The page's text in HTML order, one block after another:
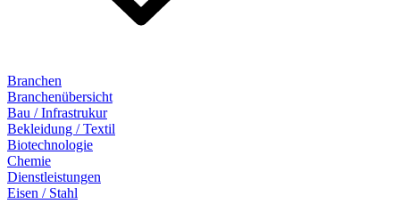
Branchen
Branchenübersicht
Bau / Infrastrukur
Bekleidung / Textil
Biotechnologie
Chemie
Dienstleistungen
Eisen / Stahl